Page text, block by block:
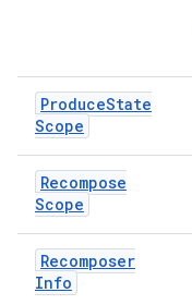
ProduceState
Scope
Recompose
Scope
Recomposer
Info